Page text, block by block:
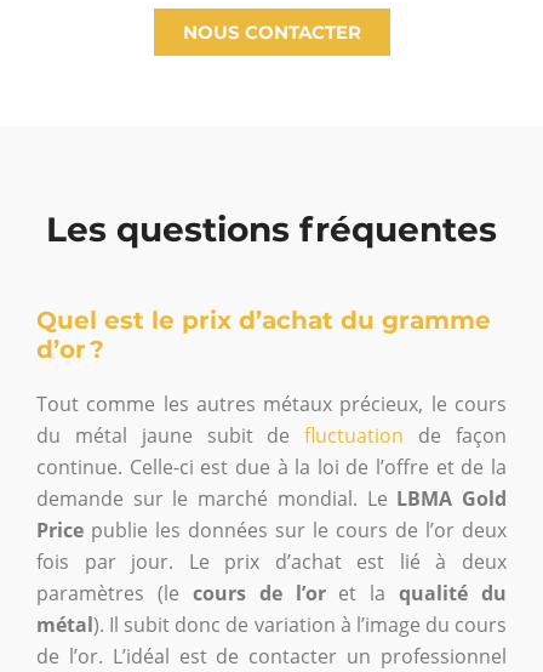
NOUS CONTACTER
Les questions fréquentes
Quel est le prix d’achat du gramme
d’or ?
Tout comme les autres métaux précieux, le cours
du métal jaune subit defluctuation de façon
continue. Celle-ci est due à la loi de l’offre et de la
demande sur le marché mondial. Le LBMA Gold
Price publie les données sur le cours de l’or deux
fois par jour. Le prix d’achat est lié à deux
paramètres (le cours de l’oret laqualité du
métal). Il subit donc de variation à l’image du cours
de l’or. L’idéal est de contacter un professionnel